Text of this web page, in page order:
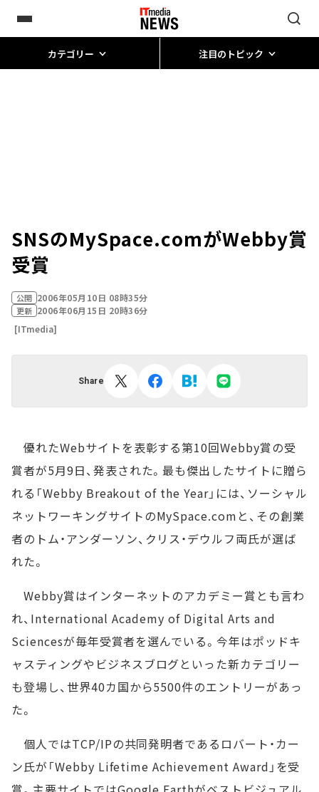
カテゴリー 注目のトピック
SNSのMySpace.comがWebby賞
受賞
公開 2006年05月10日 08時35分
更新 2006年06月15日 20時36分
[ITmedia]
Share
優れたWebサイトを表彰する第10回Webby賞の受
賞者が5月9日、発表された。最も傑出したサイトに贈ら
れる「Webby Breakout of the Year」には、ソーシャル
ネットワーキングサイトのMySpace.comと、その創業
者のトム・アンダーソン、クリス・デウルフ両氏が選ば
れた。
Webby賞はインターネットのアカデミー賞とも言わ
れ、International Academy of Digital Arts and
Sciencesが毎年受賞者を選んでいる。今年はポッドキ
ャスティングやビジネスブログといった新カテゴリー
も登場し、世界40カ国から5500件のエントリーがあっ
た。
個人ではTCP/IPの共同発明者であるロバート・カー
ン氏が「Webby Lifetime Achievement Award」を受